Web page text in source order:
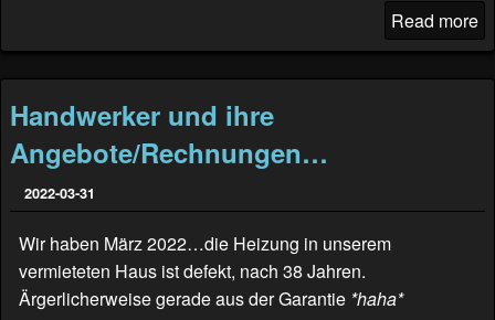
Read more
Handwerker und ihre
Angebote/Rechnungen…
2022-03-31
Wir haben März 2022…die Heizung in unserem
vermieteten Haus ist defekt, nach 38 Jahren.
Ärgerlicherweise gerade aus der Garantie *haha*